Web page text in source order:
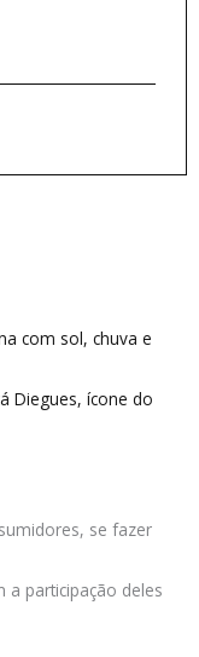
com sol, chuva e
Diegues, ícone do
se fazer
a participação deles